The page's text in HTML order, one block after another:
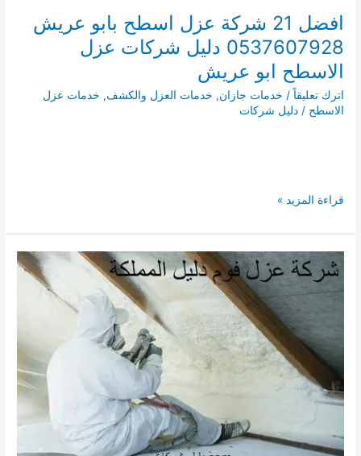
عزل
اسطح
بالدرب
0537607928
لمسة
الجنوب
افضل 21 شركة عزل اسطح بابو عريش
0537607928 دليل شركات عزل
الاسطح ابو عريش
اترك تعليقاً / خدمات جازان, خدمات العزل والكشف, خدمات عزل
الاسطح /دليل شركات
افضل
شركة
عزل
اسطح
بابو
عريش
0537607928
دليل
شركات
عزل
الاسطح
قراءة المزيد »